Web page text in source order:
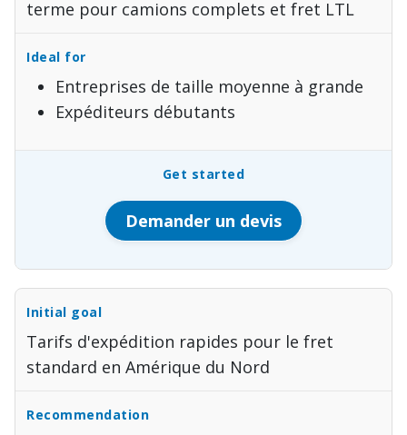
terme pour camions complets et fret LTL
Entreprises de taille moyenne à grande
Expéditeurs débutants
Demander un devis
Tarifs d'expédition rapides pour le fret
standard en Amérique du Nord